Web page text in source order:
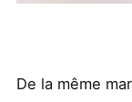
De la même